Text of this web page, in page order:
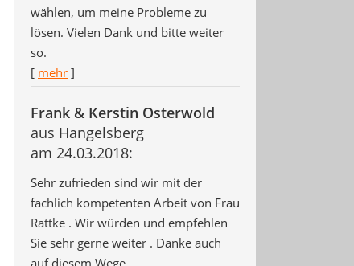
wählen, um meine Probleme zu
lösen. Vielen Dank und bitte weiter
so.
[ mehr ]
Frank & Kerstin Osterwold
aus Hangelsberg
am 24.03.2018:
Sehr zufrieden sind wir mit der
fachlich kompetenten Arbeit von Frau
Rattke . Wir würden und empfehlen
Sie sehr gerne weiter . Danke auch
auf diesem Wege .